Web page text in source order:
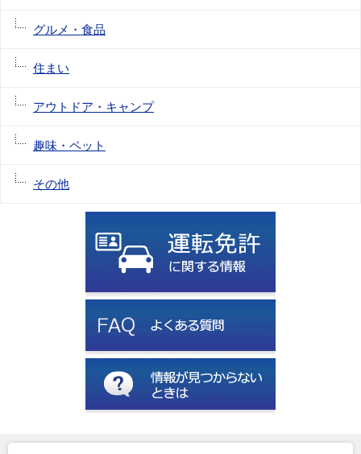
グルメ・食品
住まい
アウトドア・キャンプ
趣味・ペット
その他